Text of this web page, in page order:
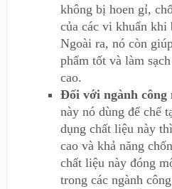
không bị hoen gỉ,
của các vi khuẩn khi
Ngoài ra, nó còn
phẩm tốt và làm
cao.
Đối với ngành công
này nó dùng để chế
dụng chất liệu này
cao và khả năng
chất liệu này đóng
trong các ngành